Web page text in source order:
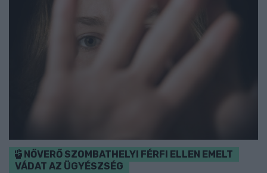
NŐVERŐ SZOMBATHELYI FÉRFI ELLEN EMELT
VÁDAT AZ ÜGYÉSZSÉG